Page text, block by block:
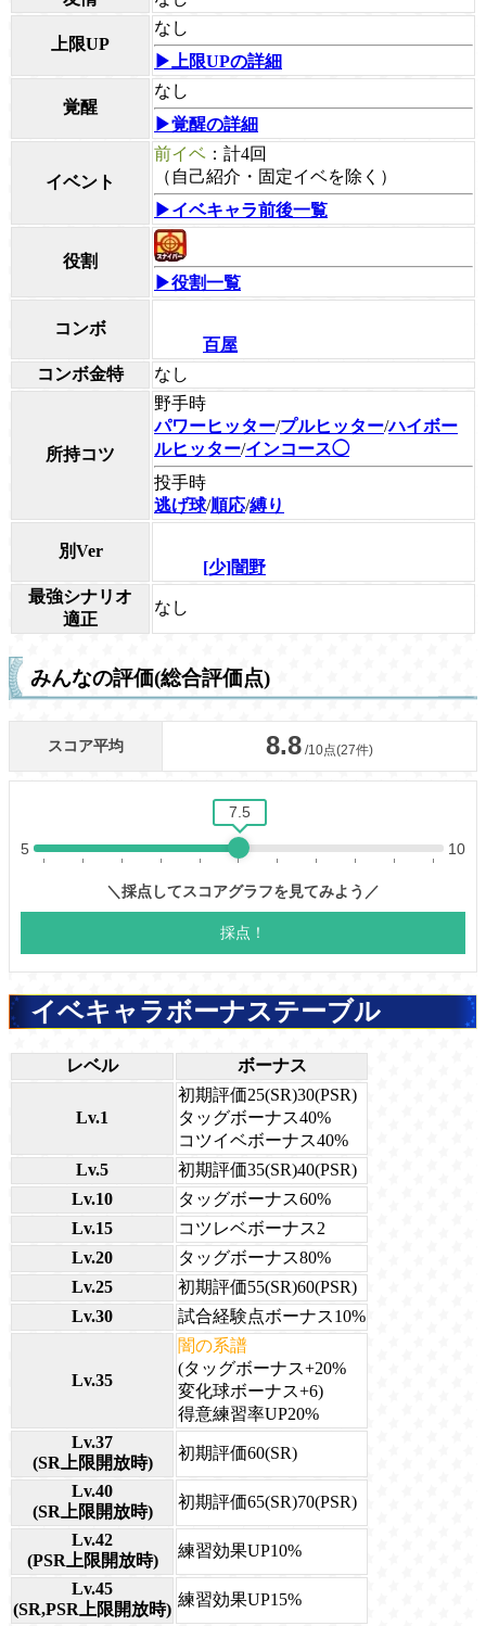
上限UP
なし
▶上限UPの詳細
覚醒
なし
▶覚醒の詳細
イベント
前イベ ：計4回
（自己紹介・固定イベを除く）
▶イベキャラ前後一覧
役割
▶役割一覧
コンボ
百屋
コンボ金特
なし
所持コツ
野手時
パワーヒッター/プルヒッター/ハイボー
ルヒッター/インコース◯
投手時
逃げ球/順応/縛り
別Ver
[少]闇野
最強シナリオ
適正
なし
みんなの評価(総合評価点)
イベキャラボーナステーブル
レベル ボーナス
Lv.1
初期評価25(SR)30(PSR)
タッグボーナス40%
コツイベボーナス40%
Lv.5
初期評価35(SR)40(PSR)
Lv.10
タッグボーナス60%
Lv.15
コツレベボーナス2
Lv.20
タッグボーナス80%
Lv.25
初期評価55(SR)60(PSR)
Lv.30
試合経験点ボーナス10%
Lv.35
闇の系譜
(タッグボーナス+20%
変化球ボーナス+6)
得意練習率UP20%
Lv.37
(SR上限開放時)
初期評価60(SR)
Lv.40
(SR上限開放時)
初期評価65(SR)70(PSR)
Lv.42
(PSR上限開放時)
練習効果UP10%
Lv.45
(SR,PSR上限開放時)
練習効果UP15%